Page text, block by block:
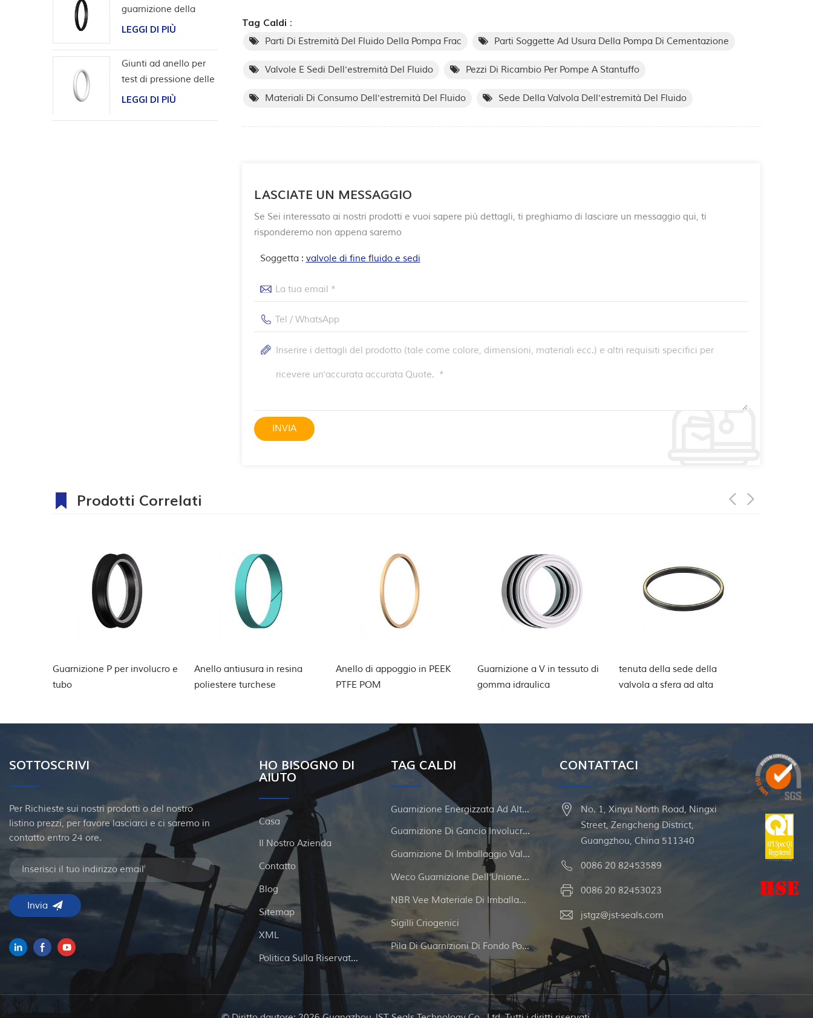
Tag Caldi :
Parti Di Estremità Del Fluido Della Pompa Frac Parti Soggette Ad Usura Della Pompa Di Cementazione
Valvole E Sedi Dell'estremità Del Fluido Pezzi Di Ricambio Per Pompe A Stantuffo
Materiali Di Consumo Dell'estremità Del Fluido Sede Della Valvola Dell'estremità Del Fluido
LASCIATE UN MESSAGGIO
Se Sei interessato ai nostri prodotti e vuoi sapere più dettagli, ti preghiamo di lasciare un messaggio qui, ti
risponderemo non appena saremo
Soggetta : valvole di fine fluido e sedi
guarnizione della
scanalatura a coda di
LEGGI DI PIÙ
Giunti ad anello per
test di pressione delle
valvole
LEGGI DI PIÙ
Prodotti Correlati
Anello antiusura in resina
poliestere turchese
Anello di appoggio in PEEK
PTFE POM
Guarnizione a V in tessuto di
gomma idraulica
tenuta della sede della
valvola a sfera ad alta
guarnizione della baderna
dello stelo della valvola a
SOTTOSCRIVI
Per Richieste sui nostri prodotti o del nostro
listino prezzi, per favore lasciarci e ci saremo in
contatto entro 24 ore.
HO BISOGNO DI
AIUTO
Casa
Il Nostro Azienda
Contatto
Blog
Sitemap
XML
Politica Sulla Riservatezza
TAG CALDI
Guarnizione Energizzata Ad Alta Pressione
Guarnizione Di Gancio Involucro E Tubi
Guarnizione Di Imballaggio Valvola A Gate
Weco Guarnizione Dell'Unione Del Martello
NBR Vee Materiale Di Imballaggio
Sigilli Criogenici
Pila Di Guarnizioni Di Fondo Pozzo
CONTATTACI
No. 1, Xinyu North Road, Ningxi
Street, Zengcheng District,
Guangzhou, China 511340
0086 20 82453589
0086 20 82453023
jstgz@jst-seals.com